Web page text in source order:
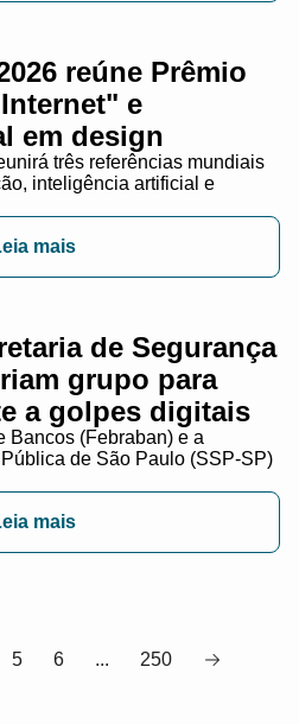
reúne Prêmio
e
em design
três referências mundiais
inteligência artificial e
mais
de Segurança
grupo para
a golpes digitais
Bancos (Febraban) e a
de São Paulo (SSP-SP)
mais
5 6 ... 250